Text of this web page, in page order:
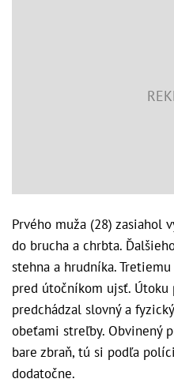
Prvého muža (28) zasiahol
do brucha a chrbta.
stehna a hrudníka.
pred útočníkom ujsť.
predchádzal slovný a
obeťami streľby. Obvinený
bare zbraň, tú si podľa
dodatočne.